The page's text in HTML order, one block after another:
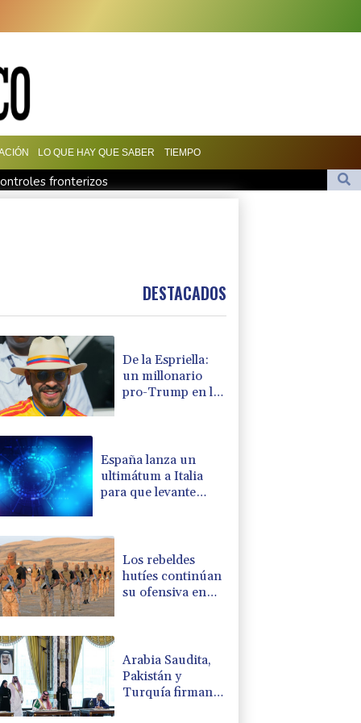
LO QUE HAY QUE SABER TIEMPO
fronterizos
vacuna ya existente contra otra cepa del ébola
relaciones diplomáticas tras una disputa por asilo
fin a los controles en la frontera
DESTACADOS
De la Espriella:
un millonario
pro-Trump en la
España lanza un
ultimátum a Italia
para que levante
Los rebeldes
hutíes continúan
su ofensiva en
Arabia Saudita,
Pakistán y
Turquía firman